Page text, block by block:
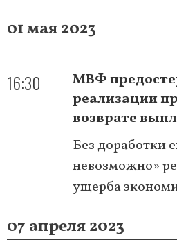
01 мая 2023
16:30
МВФ
реализации
возврате
Без доработки
невозможно»
ущерба
07 апреля 2023